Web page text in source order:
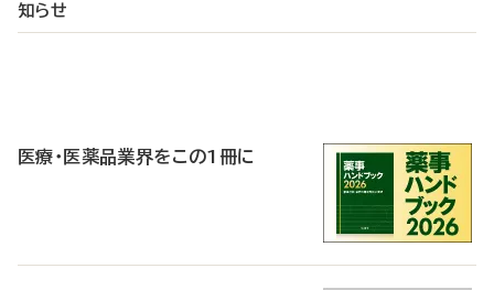
知らせ
医療・医薬品業界をこの1冊に